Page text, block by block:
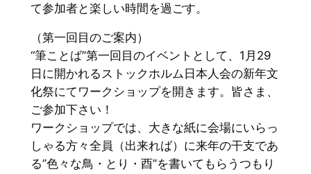
て参加者と楽しい時間を過ごす。
（第一回目のご案内）
“筆ことば”第一回目のイベントとして、1月29
日に開かれるストックホルム日本人会の新年文
化祭にてワークショップを開きます。皆さま、
ご参加下さい！
ワークショップでは、大きな紙に会場にいらっ
しゃる方々全員（出来れば）に来年の干支であ
る”色々な鳥・とり・酉”を書いてもらうつもり